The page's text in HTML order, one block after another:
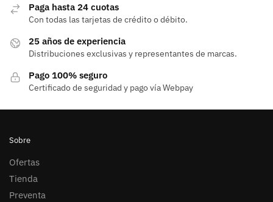
Paga hasta 24 cuotas
Con todas las tarjetas de crédito o débito.
25 años de experiencia
Distribuciones exclusivas y representantes de marcas.
Pago 100% seguro
Certificado de seguridad y pago vía Webpay
Sobre
Ofertas
Tienda
Preventa